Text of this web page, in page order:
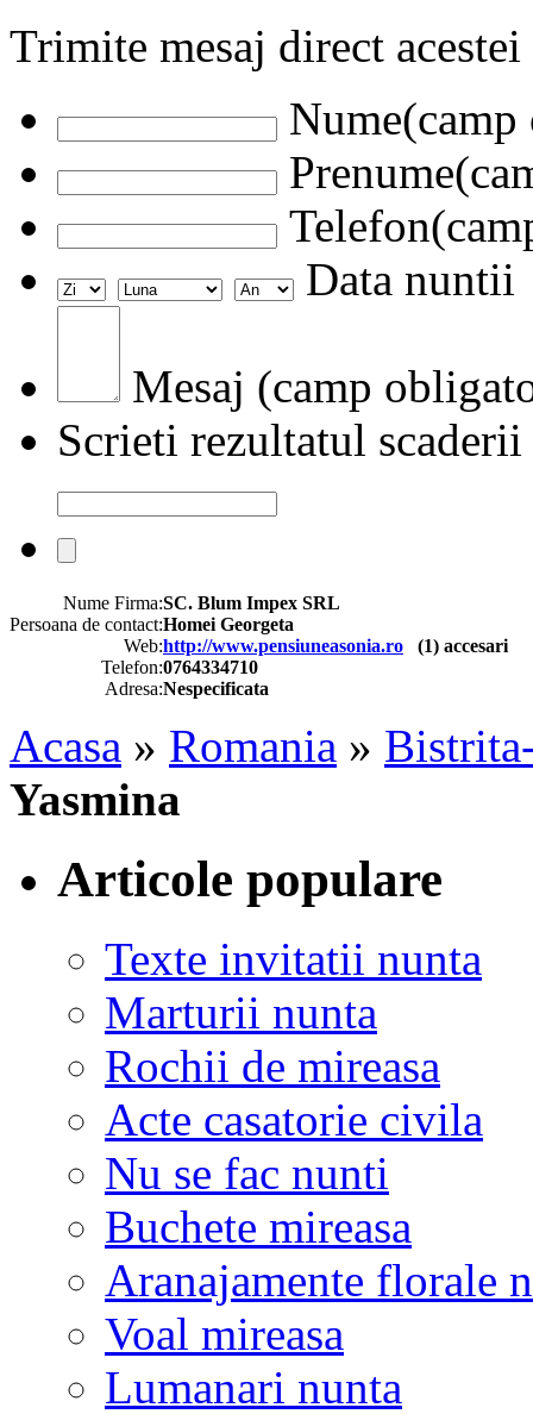
Trimite mesaj direct
Data nuntii
Mesaj (camp
Scrieti rezultatul scaderii
Nume Firma:SC. Blum Impex SRL
Persoana de contact:Homei Georgeta
Web:http://www.pensiuneasonia.ro (1) accesari
Telefon:0764334710
Adresa:Nespecificata
Acasa » Romania »
Yasmina
Articole populare
Texte invitatii nunta
Marturii nunta
Rochii de mireasa
Acte casatorie civila
Nu se fac nunti
Buchete mireasa
Aranajamente florale
Voal mireasa
Lumanari nunta